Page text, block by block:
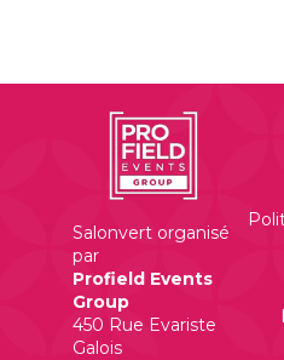
Salonvert organisé
par
Profield Events
Group
450 Rue Evariste
Galois